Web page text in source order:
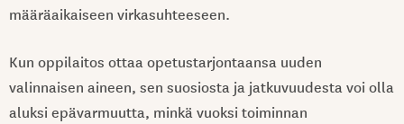
määräaikaiseen virkasuhteeseen.
Kun oppilaitos ottaa opetustarjontaansa uuden
valinnaisen aineen, sen suosiosta ja jatkuvuudesta voi olla
aluksi epävarmuutta, minkä vuoksi toiminnan